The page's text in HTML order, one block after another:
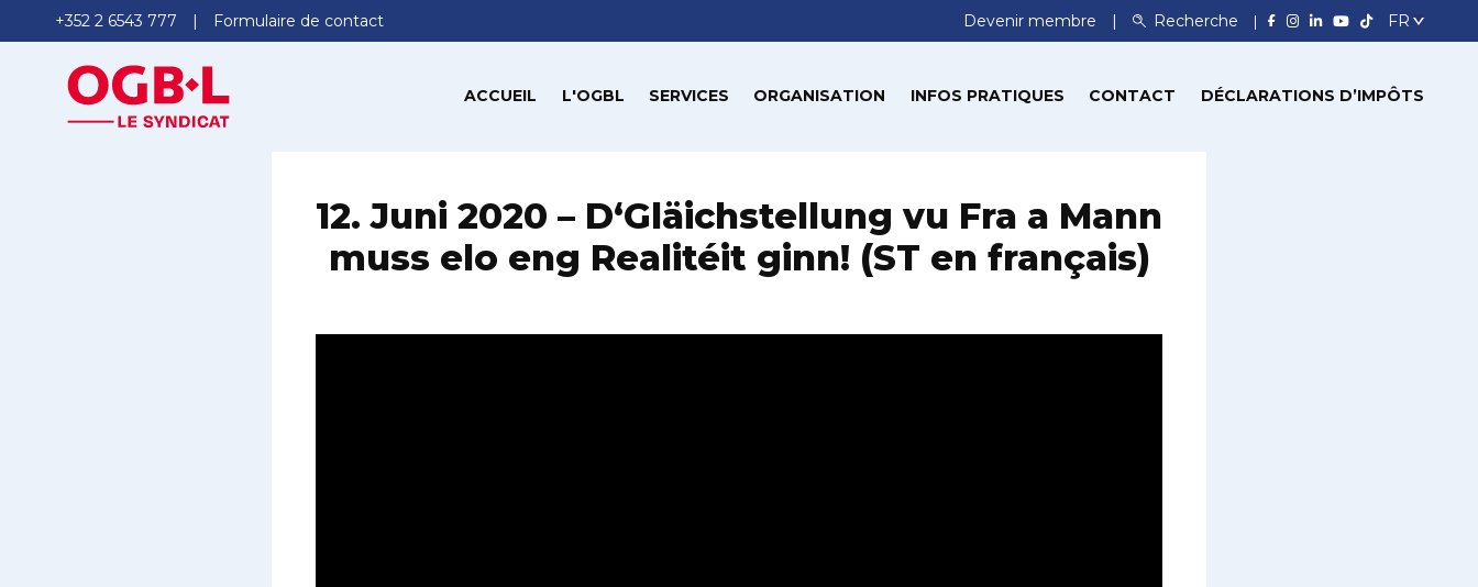
+352 2 6543 777 Formulaire de contact Devenir membre Recherche
ACCUEIL L'OGBL SERVICES ORGANISATION INFOS PRATIQUES CONTACT DÉCLARATIONS D’IMPÔTS
12. Juni 2020 – D‘Gläichstellung vu Fra a Mann
muss elo eng Realitéit ginn! (ST en français)